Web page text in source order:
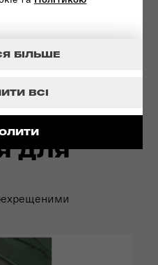
ВСІ
БІЛЬШЕ
ДЛЯ